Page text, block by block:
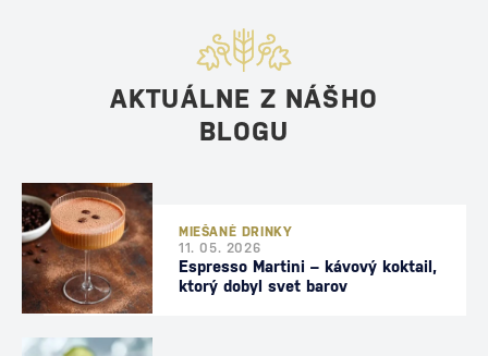
AKTUÁLNE Z NÁŠHO
BLOGU
MIEŠANÉ DRINKY
11. 05. 2026
Espresso Martini – kávový koktail,
ktorý dobyl svet barov